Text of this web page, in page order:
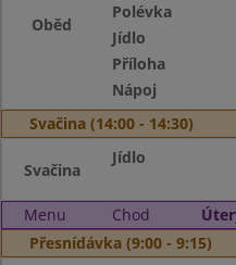
Oběd
Polévka
Jídlo
Příloha
Nápoj
Svačina (14:00 - 14:30)
Svačina
Jídlo
Menu Chod
Přesnídávka (9:00 - 9:15)